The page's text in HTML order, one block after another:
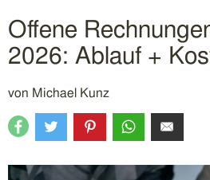
Offene
2026: Ablauf +
von Michael Kunz